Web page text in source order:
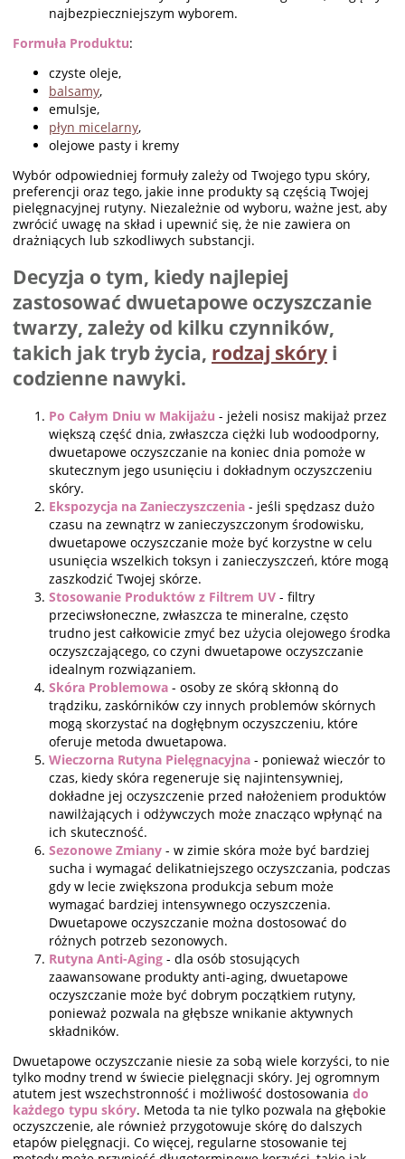
najbezpieczniejszym wyborem.
Formuła Produktu:
czyste oleje,
balsamy,
emulsje,
płyn micelarny,
olejowe pasty i kremy
Wybór odpowiedniej formuły zależy od Twojego typu skóry,
preferencji oraz tego, jakie inne produkty są częścią Twojej
pielęgnacyjnej rutyny. Niezależnie od wyboru, ważne jest, aby
zwrócić uwagę na skład i upewnić się, że nie zawiera on
drażniących lub szkodliwych substancji.
Decyzja o tym, kiedy najlepiej
zastosować dwuetapowe oczyszczanie
twarzy, zależy od kilku czynników,
takich jak tryb życia, rodzaj skóry i
codzienne nawyki.
Po Całym Dniu w Makijażu - jeżeli nosisz makijaż przez
większą część dnia, zwłaszcza ciężki lub wodoodporny,
dwuetapowe oczyszczanie na koniec dnia pomoże w
skutecznym jego usunięciu i dokładnym oczyszczeniu
skóry.
Ekspozycja na Zanieczyszczenia - jeśli spędzasz dużo
czasu na zewnątrz w zanieczyszczonym środowisku,
dwuetapowe oczyszczanie może być korzystne w celu
usunięcia wszelkich toksyn i zanieczyszczeń, które mogą
zaszkodzić Twojej skórze.
Stosowanie Produktów z Filtrem UV - filtry
przeciwsłoneczne, zwłaszcza te mineralne, często
trudno jest całkowicie zmyć bez użycia olejowego środka
oczyszczającego, co czyni dwuetapowe oczyszczanie
idealnym rozwiązaniem.
Skóra Problemowa - osoby ze skórą skłonną do
trądziku, zaskórników czy innych problemów skórnych
mogą skorzystać na dogłębnym oczyszczeniu, które
oferuje metoda dwuetapowa.
Wieczorna Rutyna Pielęgnacyjna - ponieważ wieczór to
czas, kiedy skóra regeneruje się najintensywniej,
dokładne jej oczyszczenie przed nałożeniem produktów
nawilżających i odżywczych może znacząco wpłynąć na
ich skuteczność.
Sezonowe Zmiany - w zimie skóra może być bardziej
sucha i wymagać delikatniejszego oczyszczania, podczas
gdy w lecie zwiększona produkcja sebum może
wymagać bardziej intensywnego oczyszczenia.
Dwuetapowe oczyszczanie można dostosować do
różnych potrzeb sezonowych.
Rutyna Anti-Aging - dla osób stosujących
zaawansowane produkty anti-aging, dwuetapowe
oczyszczanie może być dobrym początkiem rutyny,
ponieważ pozwala na głębsze wnikanie aktywnych
składników.
Dwuetapowe oczyszczanie niesie za sobą wiele korzyści, to nie
tylko modny trend w świecie pielęgnacji skóry. Jej ogromnym
atutem jest wszechstronność i możliwość dostosowania do
każdego typu skóry. Metoda ta nie tylko pozwala na głębokie
oczyszczenie, ale również przygotowuje skórę do dalszych
etapów pielęgnacji. Co więcej, regularne stosowanie tej